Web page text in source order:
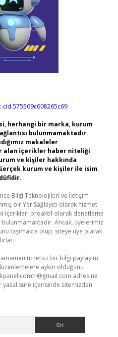
herhangi bir marka, kurum
bulunmamaktadır.
makaleler
alan içerikler haber niteliği
ve kişiler hakkında
kurum ve kişiler ile isim
Bilgi Teknolojileri ve İletişim
bir Yer Sağlayıcı olarak hizmet
içerikleri proaktif olarak denetleme
Ancak, üyelerimiz
taşımakta olup, siteye üye olarak
ücretsiz bir bilgi paylaşım
aykırı olduğunu
adresine
süre içerisinde sitemizden